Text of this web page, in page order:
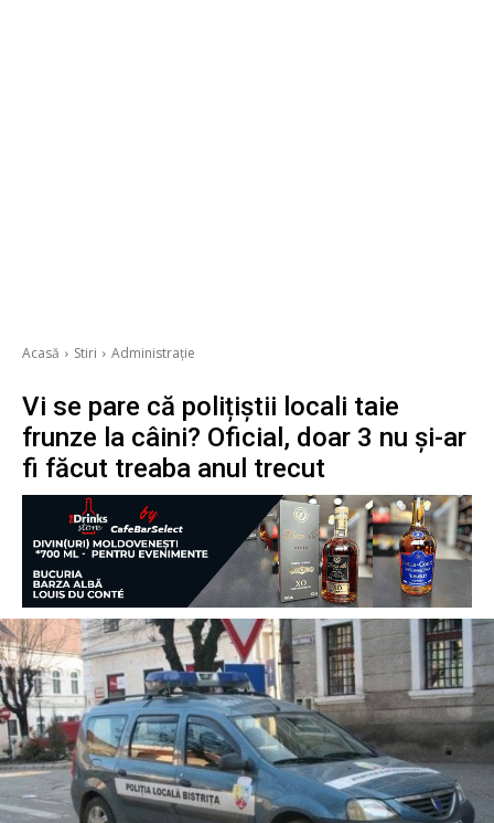
Acasă Stiri Administrație
Vi se pare că polițiștii locali taie
frunze la câini? Oficial, doar 3 nu și-ar
fi făcut treaba anul trecut